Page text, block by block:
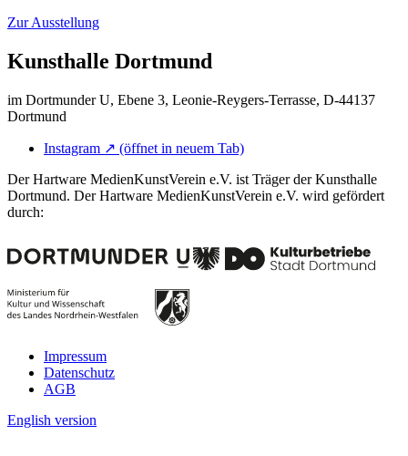
Zur Ausstellung
Kunsthalle Dortmund
im Dortmunder U, Ebene 3, Leonie-Reygers-Terrasse, D-44137
Dortmund
Instagram ↗ (öffnet in neuem Tab)
Der Hartware MedienKunstVerein e.V. ist Träger der Kunsthalle
Dortmund. Der Hartware MedienKunstVerein e.V. wird gefördert
durch:
Impressum
Datenschutz
AGB
English version